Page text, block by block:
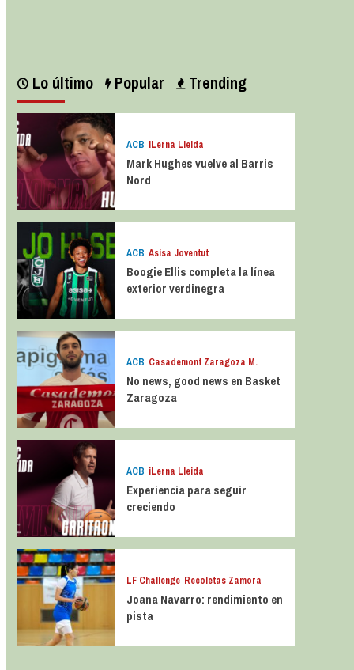
Lo último Popular Trending
ACB iLerna Lleida
Mark Hughes vuelve al Barris
Nord
ACB Asisa Joventut
Boogie Ellis completa la línea
exterior verdinegra
ACB Casademont Zaragoza M.
No news, good news en Basket
Zaragoza
ACB iLerna Lleida
Experiencia para seguir
creciendo
LF Challenge Recoletas Zamora
Joana Navarro: rendimiento en
pista